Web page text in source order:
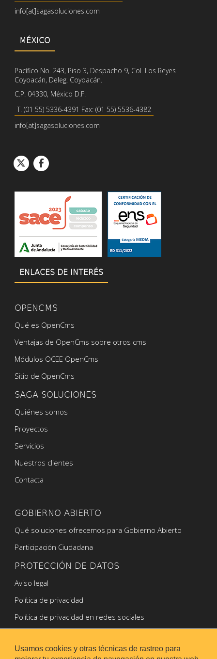
Usamos cookies y otras técnicas de rastreo para
info[at]sagasoluciones.com
MÉXICO
Pacífico No. 243, Piso 3, Despacho 9, Col. Los Reyes
Coyoacán, Deleg. Coyoacán.
C.P. 04330, México D.F.
T. (01 55) 5336-4391 Fax: (01 55) 5536-4382
info[at]sagasoluciones.com
Icono de
Icono de Twitter
Icono de
Icono de Facebook
ENLACES DE INTERÉS
OPENCMS
Qué es OpenCms
Ventajas de OpenCms sobre otros cms
Módulos OCEE OpenCms
Sitio de OpenCms
SAGA SOLUCIONES
Quiénes somos
Proyectos
Servicios
Nuestros clientes
Contacta
GOBIERNO ABIERTO
Qué soluciones ofrecemos para Gobierno Abierto
Participación Ciudadana
PROTECCIÓN DE DATOS
Aviso legal
Política de privacidad
Política de privacidad en redes sociales